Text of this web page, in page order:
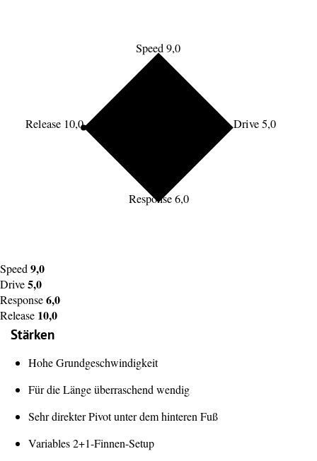
Speed 9,0
Drive 5,0
Response 6,0
Release 10,0
Speed 9,0
Drive5,0
Response6,0
Release 10,0
Stärken
Hohe Grundgeschwindigkeit
Für die Länge überraschend wendig
Sehr direkter Pivot unter dem hinteren Fuß
Variables 2+1-Finnen-Setup